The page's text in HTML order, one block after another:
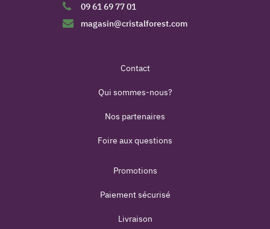
09 61 69 77 01
magasin@cristalforest.com
Contact
Qui sommes-nous?
Nos partenaires
Foire aux questions
Promotions
Paiement sécurisé
Livraison